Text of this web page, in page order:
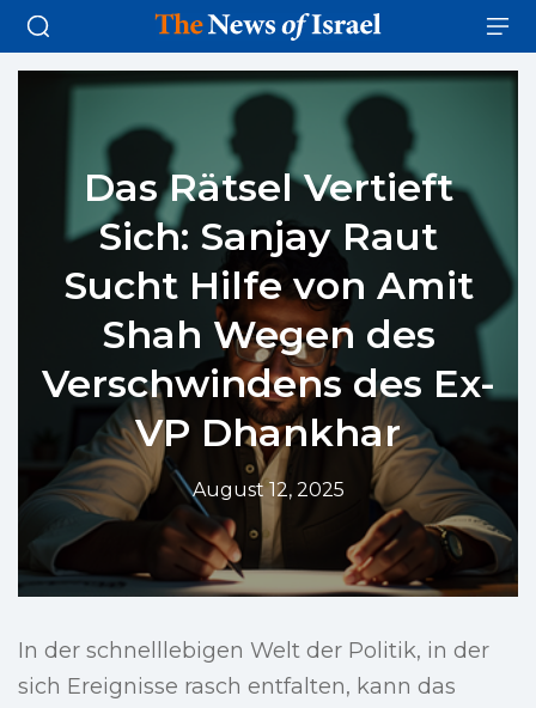
Das Rätsel Vertieft
Sich: Sanjay Raut
Sucht Hilfe von Amit
Shah Wegen des
Verschwindens des Ex-
VP Dhankhar
August 12, 2025
In der schnelllebigen Welt der Politik, in der
sich Ereignisse rasch entfalten, kann das